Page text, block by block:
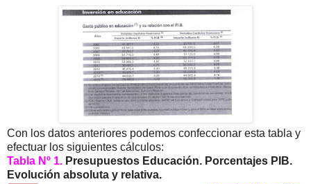
Con los datos anteriores podemos confeccionar esta tabla y
efectuar los siguientes cálculos:
Tabla Nº 1. Presupuestos Educación. Porcentajes PIB.
Evolución absoluta y relativa.